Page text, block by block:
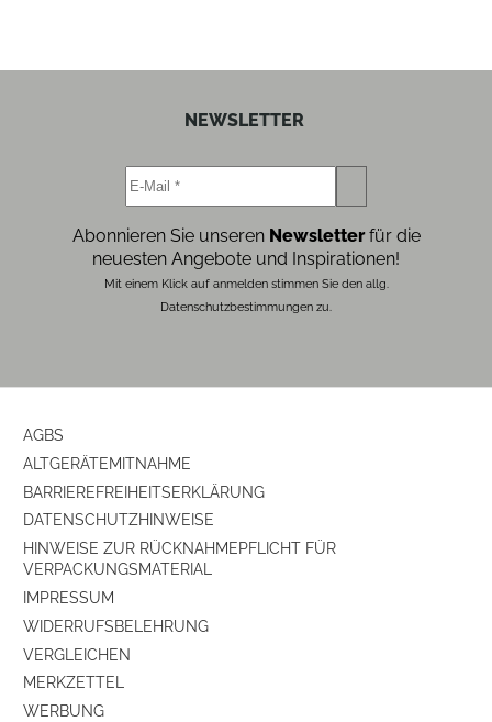
NEWSLETTER
Abonnieren Sie unseren Newsletterfür die
neuesten Angebote und Inspirationen!
Mit einem Klick auf anmelden stimmen Sie den allg.
Datenschutzbestimmungen zu.
AGBS
ALTGERÄTEMITNAHME
BARRIEREFREIHEITSERKLÄRUNG
DATENSCHUTZHINWEISE
HINWEISE ZUR RÜCKNAHMEPFLICHT FÜR
VERPACKUNGSMATERIAL
IMPRESSUM
WIDERRUFSBELEHRUNG
VERGLEICHEN
MERKZETTEL
WERBUNG